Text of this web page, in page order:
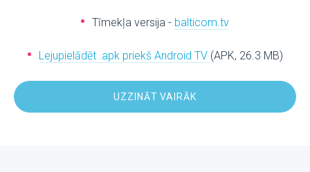
Tīmekļa versija - balticom.tv
Lejupielādēt .apk priekš Android TV (APK, 26.3 MB)
UZZINĀT VAIRĀK